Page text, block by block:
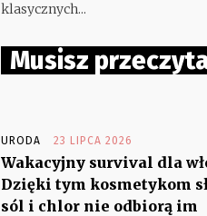
klasycznych...
Musisz
URODA 23 LIPCA 2026
Wakacyjny survival dla
Dzięki tym kosmetykom
sól i chlor nie odbiorą im